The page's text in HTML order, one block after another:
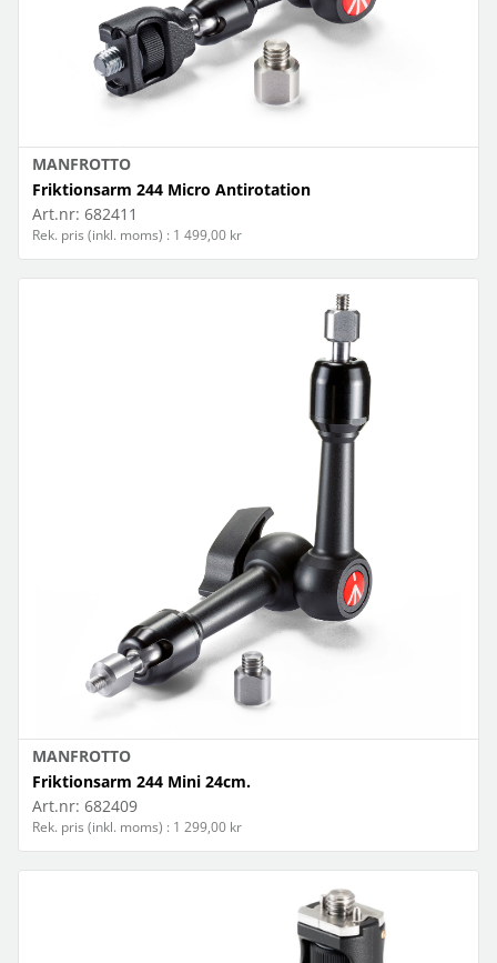
MANFROTTO
Friktionsarm 244 Micro Antirotation
Art.nr: 682411
Rek. pris (inkl. moms) : 1 499,00 kr
MANFROTTO
Friktionsarm 244 Mini 24cm.
Art.nr: 682409
Rek. pris (inkl. moms) : 1 299,00 kr